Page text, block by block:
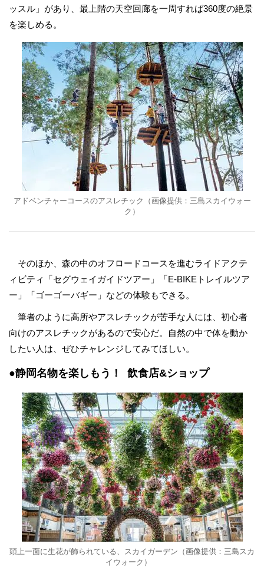
ッスル」があり、最上階の天空回廊を一周すれば360度の絶景
を楽しめる。
アドベンチャーコースのアスレチック（画像提供：三島スカイウォー
ク）
そのほか、森の中のオフロードコースを進むライドアクテ
ィビティ「セグウェイガイドツアー」「E-BIKEトレイルツア
ー」「ゴーゴーバギー」などの体験もできる。
筆者のように高所やアスレチックが苦手な人には、初心者
向けのアスレチックがあるので安心だ。自然の中で体を動か
したい人は、ぜひチャレンジしてみてほしい。
●静岡名物を楽しもう！ 飲食店&ショップ
頭上一面に生花が飾られている、スカイガーデン（画像提供：三島スカ
イウォーク）